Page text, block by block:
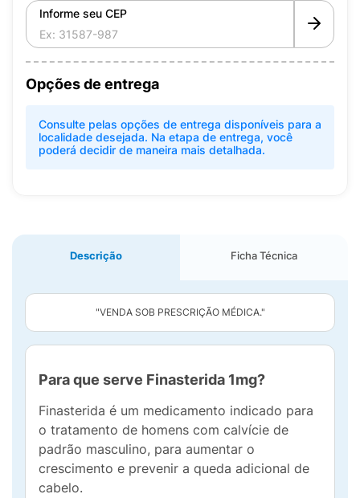
Informe seu CEP
Opções de entrega
Consulte pelas opções de entrega disponíveis para a
localidade desejada. Na etapa de entrega, você
poderá decidir de maneira mais detalhada.
Descrição Ficha Técnica
"VENDA SOB PRESCRIÇÃO MÉDICA."
Para que serve Finasterida 1mg?
Finasterida é um medicamento indicado para
o tratamento de homens com calvície de
padrão masculino, para aumentar o
crescimento e prevenir a queda adicional de
cabelo.